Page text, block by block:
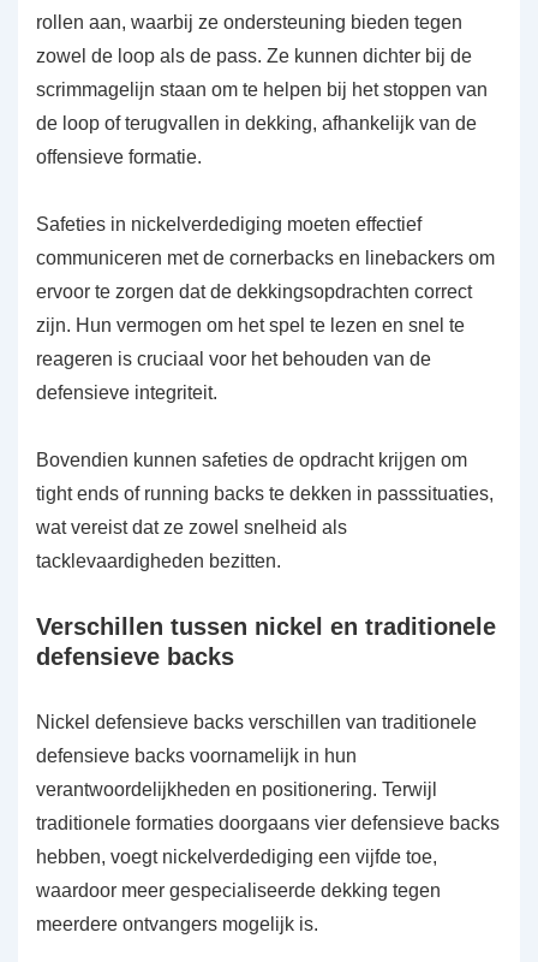
rollen aan, waarbij ze ondersteuning bieden tegen
zowel de loop als de pass. Ze kunnen dichter bij de
scrimmagelijn staan om te helpen bij het stoppen van
de loop of terugvallen in dekking, afhankelijk van de
offensieve formatie.
Safeties in nickelverdediging moeten effectief
communiceren met de cornerbacks en linebackers om
ervoor te zorgen dat de dekkingsopdrachten correct
zijn. Hun vermogen om het spel te lezen en snel te
reageren is cruciaal voor het behouden van de
defensieve integriteit.
Bovendien kunnen safeties de opdracht krijgen om
tight ends of running backs te dekken in passsituaties,
wat vereist dat ze zowel snelheid als
tacklevaardigheden bezitten.
Verschillen tussen nickel en traditionele
defensieve backs
Nickel defensieve backs verschillen van traditionele
defensieve backs voornamelijk in hun
verantwoordelijkheden en positionering. Terwijl
traditionele formaties doorgaans vier defensieve backs
hebben, voegt nickelverdediging een vijfde toe,
waardoor meer gespecialiseerde dekking tegen
meerdere ontvangers mogelijk is.